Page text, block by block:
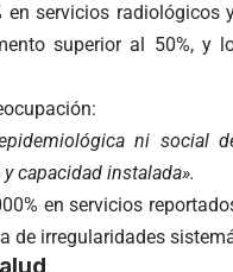
servicios radiológicos
superior al 50%, y
ni social
capacidad instalada».
en servicios
de irregularidades